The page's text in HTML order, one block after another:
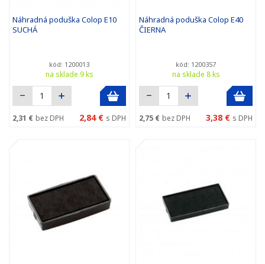
Náhradná poduška Colop E10
SUCHÁ
kód: 1200013
na sklade 9 ks
2,31 € bez DPH 2,84 € s DPH
Náhradná poduška Colop E40
ČIERNA
kód: 1200357
na sklade 8 ks
2,75 € bez DPH 3,38 € s DPH